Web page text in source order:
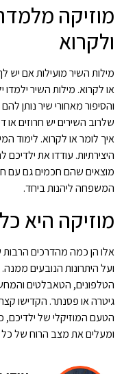
מוזיקה
ולקרוא
מילות השיר מועילות אם יש
או לקרוא. מילות השיר ילמדו
והסיפור מאחורי שיר נותן
שלרוב השירים יש חרוזים או
איך לומר או לקרוא. לימוד
היצירתיות. עודדו את
מוצאים שהם חכמים גם עם
המשפחה ליהנות ביחד.
מוזיקה היא
אלו הן כמה מהדרכים הרבות
ועל היתרונות הנובעים
הטלפונים, הטאבלטים
גיטרה או פסנתר. הקדישו
הטעם המוזיקלי של
ומעלים את מצב הרוח של